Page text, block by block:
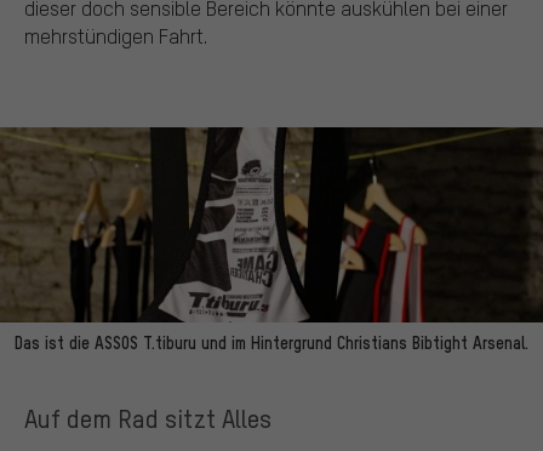
dieser doch sensible Bereich könnte auskühlen bei einer
mehrstündigen Fahrt.
Das ist die ASSOS T.tiburu und im Hintergrund Christians Bibtight Arsenal.
Auf dem Rad sitzt Alles